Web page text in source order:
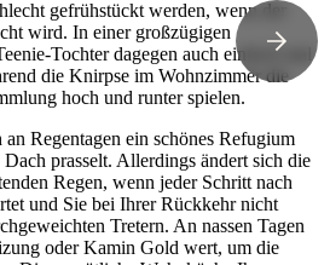
gefrühstückt werden, wenn der
wird. In einer großzügigen
Tochter dagegen auch einfach mal
die Knirpse im Wohnzimmer die
hoch und runter spielen.
Regentagen ein schönes Refugium
prasselt. Allerdings ändert sich die
Regen, wenn jeder Schritt nach
und Sie bei Ihrer Rückkehr nicht
Tretern. An nassen Tagen
oder Kamin Gold wert, um die